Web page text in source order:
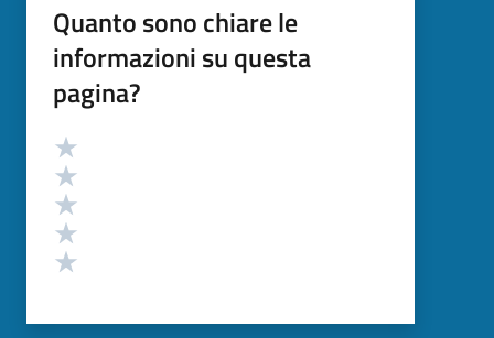
Quanto sono chiare le
informazioni su questa
pagina?
Valutazione